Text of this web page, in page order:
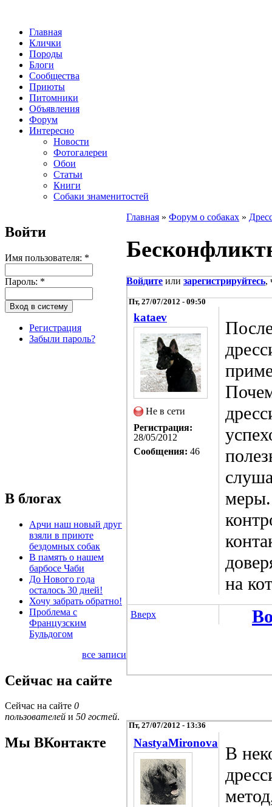
Главная
Клички
Породы
Блоги
Сообщества
Приюты
Питомники
Объявления
Форум
Интересно
Новости
Фотогалереи
Обои
Статьи
Книги
Собаки знаменитостей
Войти
Имя пользователя: *
Пароль: *
Регистрация
Забыли пароль?
В блогах
Арчи наш новый друг
взяли в приюте
бездомных собак
В память о нашем
барбосе Чаби
До Нового года
осталось 30 дней!
Хочу забрать обратно!
Проблема с
Французским
Бульдогом
все записи
Сейчас на сайте
Сейчас на сайте 0
пользователей и 50 гостей.
Мы ВКонтакте
Главная » Форум о собаках »
Войдите или зарегистрируйтесь,
Пт, 27/07/2012 - 09:50
kataev
Не в сети
Регистрация:
28/05/2012
Сообщения: 46
меры.
на
Вверх
Пт, 27/07/2012 - 13:36
NastyaMironova
В